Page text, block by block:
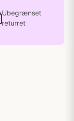
Ubegrænset
returret